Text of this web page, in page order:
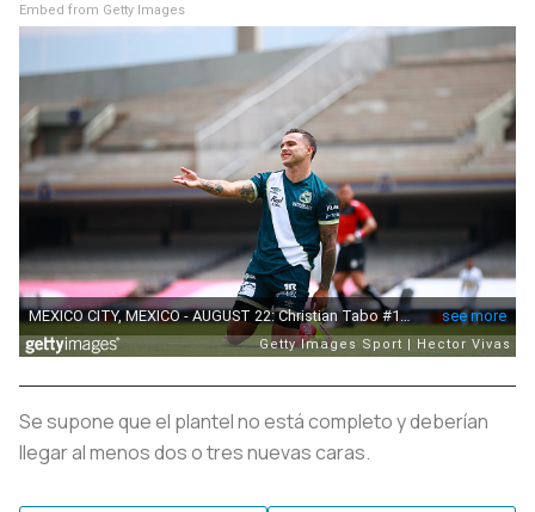
Embed from Getty Images
Se supone que el plantel no está completo y deberían
llegar al menos dos o tres nuevas caras.